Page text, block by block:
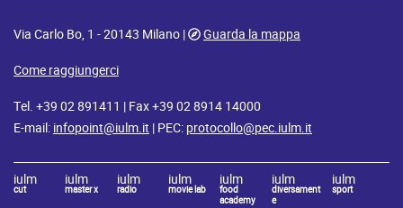
Via Carlo Bo, 1 - 20143 Milano |
Guarda la mappa
Come raggiungerci
Tel. +39 02 891411 | Fax +39 02 8914 14000
E-mail: infopoint@iulm.it | PEC: protocollo@pec.iulm.it
iulm
cut
iulm
master x
iulm
radio
iulm
movie lab
iulm
food
academy
iulm
diversament
e
iulm
sport